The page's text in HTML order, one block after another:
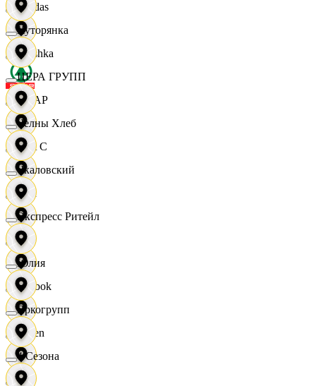
Adidas
Bershka
СПАР
M A C
OBI
RE
Reebok
Seven
XC
Хуторянка
ЦЕРА ГРУПП
Челны Хлеб
Чкаловский
Экспресс Ритейл
Юлия
Яркогрупп
4 Сезона